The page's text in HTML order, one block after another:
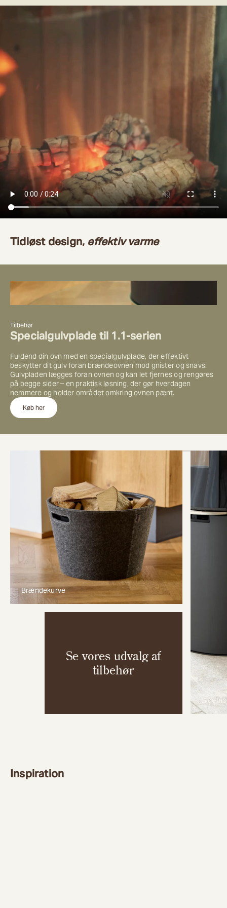
Tidløst design, effektiv varme
Tilbehør
Specialgulvplade til 1.1-serien
Fuldend din ovn med en specialgulvplade, der effektivt
beskytter dit gulv foran brændeovnen mod gnister og snavs.
Gulvpladen lægges foran ovnen og kan let fjernes og rengøres
på begge sider – en praktisk løsning, der gør hverdagen
nemmere og holder området omkring ovnen pænt.
Køb her
Brændekurve
Se vores udvalg af
tilbehør
Inspiration